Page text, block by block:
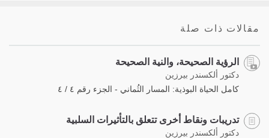
مقالات ذات صلة
الرؤية الصحيحة، والنية الصحيحة
دكتور ألكسندر بيرزين
كامل الحياة البوذية: المسار الثُماني - الجزء رقم ٤ / ٤
تدريبات ونقاط أخرى تتعلق بالتأثيرات السلبية
دكتور ألكسندر بيرزين